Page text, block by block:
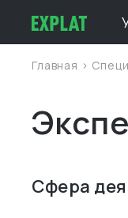
Главная >
Сфера